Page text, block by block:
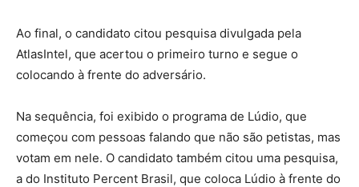
Ao final, o candidato citou pesquisa divulgada pela
AtlasIntel, que acertou o primeiro turno e segue o
colocando à frente do adversário.
Na sequência, foi exibido o programa de Lúdio, que
começou com pessoas falando que não são petistas, mas
votam em nele. O candidato também citou uma pesquisa,
a do Instituto Percent Brasil, que coloca Lúdio à frente do